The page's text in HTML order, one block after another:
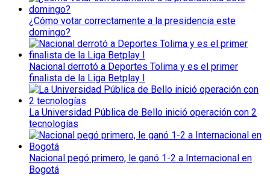
¿Cómo votar correctamente a la presidencia este
domingo?
Nacional derrotó a Deportes Tolima y es el primer
finalista de la Liga Betplay I
La Universidad Pública de Bello inició operación con 2
tecnologías
Nacional pegó primero, le ganó 1-2 a Internacional en
Bogotá